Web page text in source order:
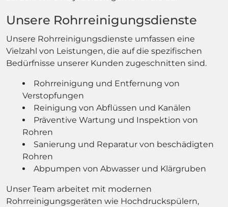
Unsere Rohrreinigungsdienste
Unsere Rohrreinigungsdienste umfassen eine
Vielzahl von Leistungen, die auf die spezifischen
Bedürfnisse unserer Kunden zugeschnitten sind.
Rohrreinigung und Entfernung von
Verstopfungen
Reinigung von Abflüssen und Kanälen
Präventive Wartung und Inspektion von
Rohren
Sanierung und Reparatur von beschädigten
Rohren
Abpumpen von Abwasser und Klärgruben
Unser Team arbeitet mit modernen
Rohrreinigungsgeräten wie Hochdruckspülern,